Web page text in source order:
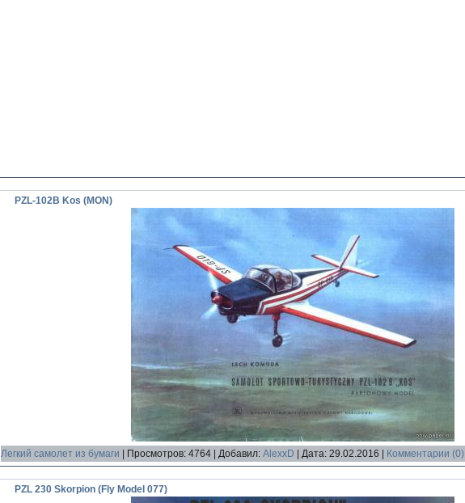
PZL-102B Kos (MON)
Легкий самолет из бумаги Просмотров: 4764 Добавил: AlexxD Дата: 29.02.2016 Комментарии (0)
PZL 230 Skorpion (Fly Model 077)